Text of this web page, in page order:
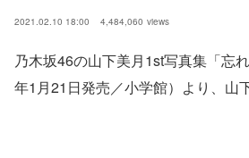
2021.02.10 18:00 4,484,060 views
乃木坂46の山下美月1st写真集「忘
年1月21日発売／小学館）より、山